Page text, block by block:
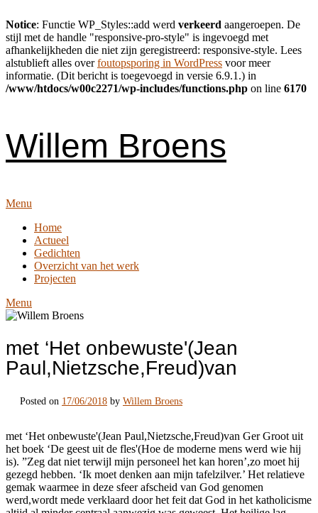
Notice: Functie WP_Styles::add werd verkeerd aangeroepen. De
stijl met de handle "responsive-pro-style" is ingevoegd met
afhankelijkheden die niet zijn geregistreerd: responsive-style. Lees
alstublieft alles overfoutopsporing in WordPress voor meer
informatie. (Dit bericht is toegevoegd in versie 6.9.1.) in
/www/htdocs/w00c2271/wp-includes/functions.php on line 6170
Willem Broens
Menu
Home
Actueel
Gedichten
Overzicht van het werk
Projecten
Menu
met ‘Het onbewuste'(Jean
Paul,Nietzsche,Freud)van
Posted on 17/06/2018 by Willem Broens
met ‘Het onbewuste'(Jean Paul,Nietzsche,Freud)van Ger Groot uit
het boek ‘De geest uit de fles'(Hoe de moderne mens werd wie hij
is). ”Zeg dat niet terwijl mijn personeel het kan horen’,zo moet hij
gezegd hebben. ‘Ik moet denken aan mijn tafelzilver.’ Het relatieve
gemak waarmee in deze sfeer afscheid van God genomen
werd,wordt mede verklaard door het feit dat God in het katholicisme